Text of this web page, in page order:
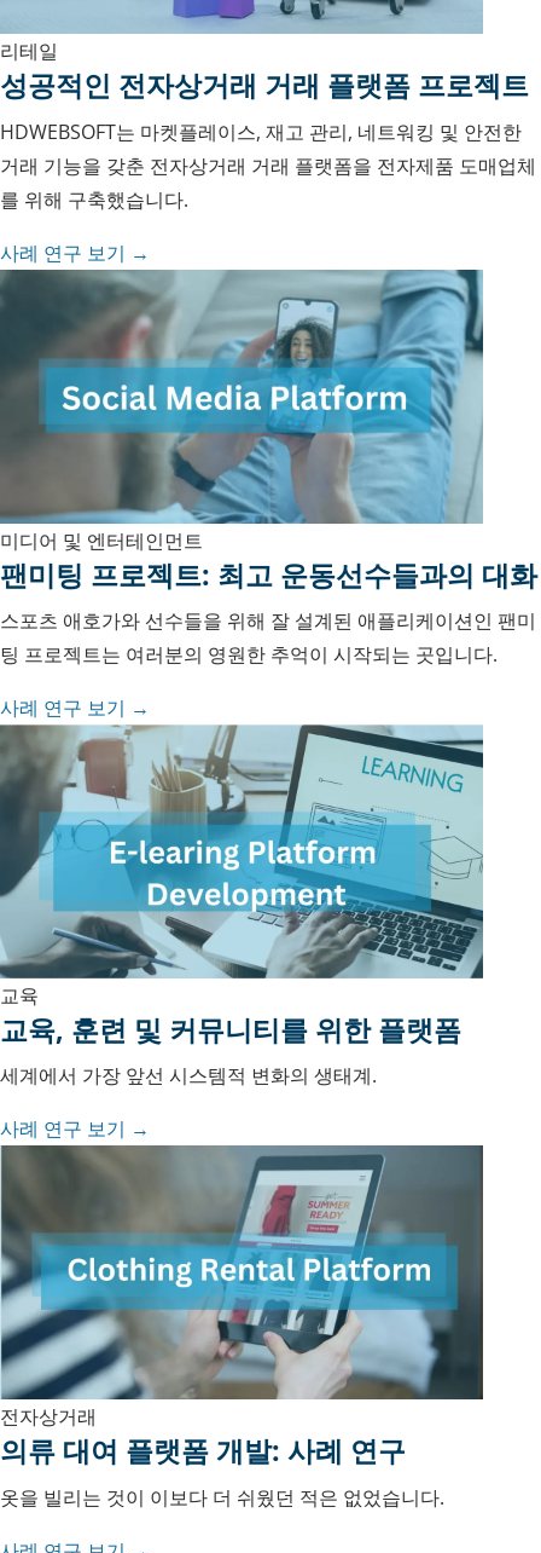
리테일
성공적인 전자상거래 거래 플랫폼 프로젝트
HDWEBSOFT는 마켓플레이스, 재고 관리, 네트워킹 및 안전한
거래 기능을 갖춘 전자상거래 거래 플랫폼을 전자제품 도매업체
를 위해 구축했습니다.
사례 연구 보기 →
미디어 및 엔터테인먼트
팬미팅 프로젝트: 최고 운동선수들과의 대화
스포츠 애호가와 선수들을 위해 잘 설계된 애플리케이션인 팬미
팅 프로젝트는 여러분의 영원한 추억이 시작되는 곳입니다.
사례 연구 보기 →
교육
교육, 훈련 및 커뮤니티를 위한 플랫폼
세계에서 가장 앞선 시스템적 변화의 생태계.
사례 연구 보기 →
전자상거래
의류 대여 플랫폼 개발: 사례 연구
옷을 빌리는 것이 이보다 더 쉬웠던 적은 없었습니다.